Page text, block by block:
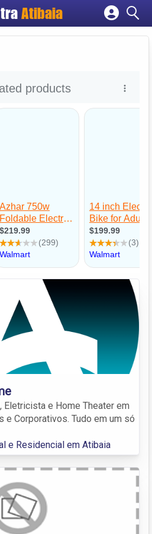
Atibaia
Cadastrar empresa
Eletricista e Home Theater em
e Corporativos. Tudo em um só
e Residencial em Atibaia